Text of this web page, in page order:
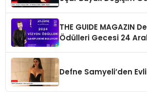
THE GUIDE MAGAZIN
Ödülleri Gecesi 24
Defne Samyeli’den